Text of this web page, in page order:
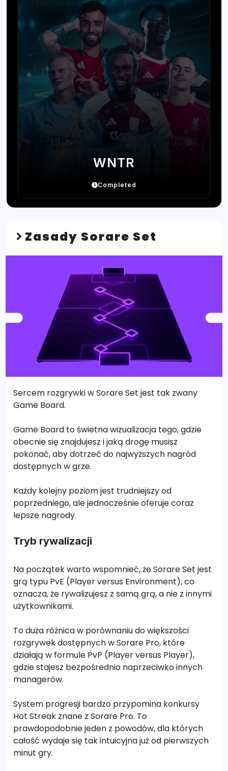
WNTR
Completed
Zasady Sorare Set
Sercem rozgrywki w Sorare Set jest tak zwany
Game Board.
Game Board to świetna wizualizacja tego, gdzie
obecnie się znajdujesz i jaką drogę musisz
pokonać, aby dotrzeć do najwyższych nagród
dostępnych w grze.
Każdy kolejny poziom jest trudniejszy od
poprzedniego, ale jednocześnie oferuje coraz
lepsze nagrody.
Tryb rywalizacji
Na początek warto wspomnieć, że Sorare Set jest
grą typu PvE (Player versus Environment), co
oznacza, że rywalizujesz z samą grą, a nie z innymi
użytkownikami.
To duża różnica w porównaniu do większości
rozgrywek dostępnych w Sorare Pro, które
działają w formule PvP (Player versus Player),
gdzie stajesz bezpośrednio naprzeciwko innych
managerów.
System progresji bardzo przypomina konkursy
Hot Streak znane z Sorare Pro. To
prawdopodobnie jeden z powodów, dla których
całość wydaje się tak intuicyjna już od pierwszych
minut gry.